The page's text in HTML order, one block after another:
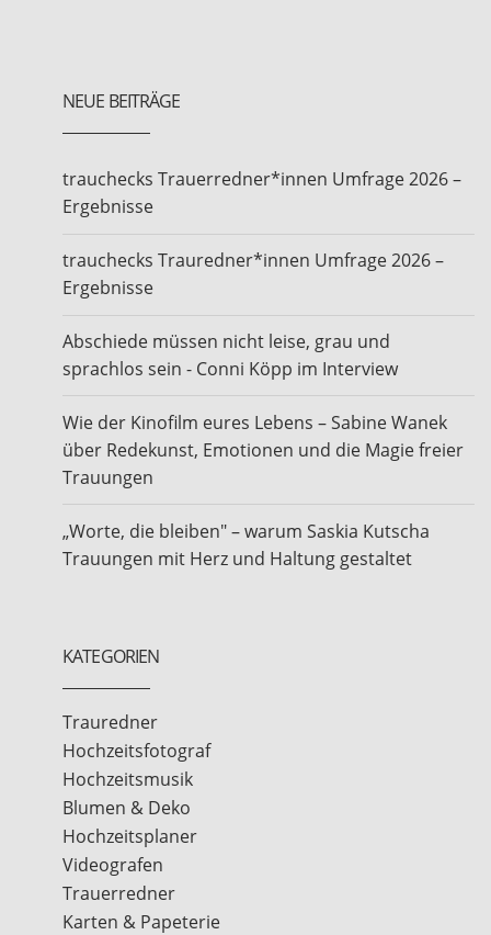
NEUE BEITRÄGE
trauchecks Trauerredner*innen Umfrage 2026 –
Ergebnisse
trauchecks Trauredner*innen Umfrage 2026 –
Ergebnisse
Abschiede müssen nicht leise, grau und
sprachlos sein - Conni Köpp im Interview
Wie der Kinofilm eures Lebens – Sabine Wanek
über Redekunst, Emotionen und die Magie freier
Trauungen
„Worte, die bleiben" – warum Saskia Kutscha
Trauungen mit Herz und Haltung gestaltet
KATEGORIEN
Trauredner
Hochzeitsfotograf
Hochzeitsmusik
Blumen & Deko
Hochzeitsplaner
Videografen
Trauerredner
Karten & Papeterie